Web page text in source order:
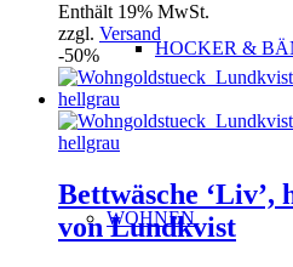
HOCKER &
WOHNEN
Enthält 19% MwSt.
zzgl. Versand
-50%
Bettwäsche ‘Liv’,
von Lundkvist